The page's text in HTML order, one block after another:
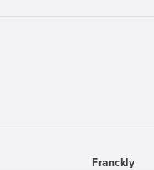
Franckly